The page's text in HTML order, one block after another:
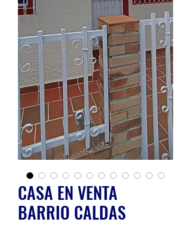
CASA EN VENTA
BARRIO CALDAS